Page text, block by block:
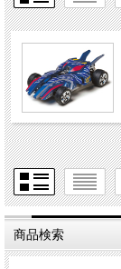
商品検索